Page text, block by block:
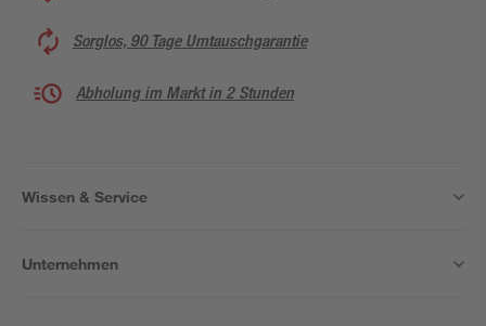
Sorglos, 90 Tage Umtauschgarantie
Abholung im Markt in 2 Stunden
Wissen & Service
Unternehmen